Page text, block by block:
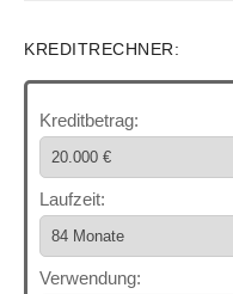
KREDITRECHNER:
Kreditbetrag:
Laufzeit:
Verwendung: